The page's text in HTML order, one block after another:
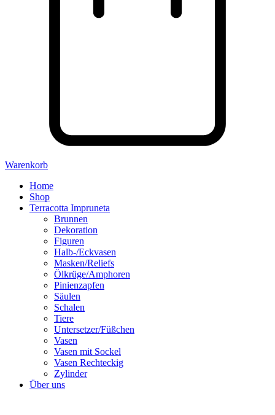
Warenkorb
Home
Shop
Terracotta Impruneta
Brunnen
Dekoration
Figuren
Halb-/Eckvasen
Masken/Reliefs
Ölkrüge/Amphoren
Pinienzapfen
Säulen
Schalen
Tiere
Untersetzer/Füßchen
Vasen
Vasen mit Sockel
Vasen Rechteckig
Zylinder
Über uns